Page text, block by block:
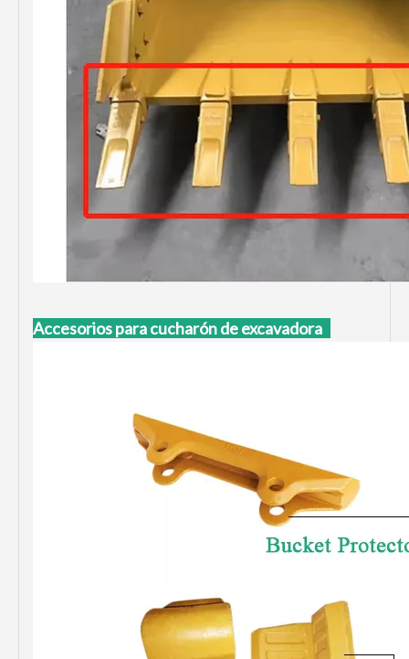
Accesorios para cucharón de excavadora